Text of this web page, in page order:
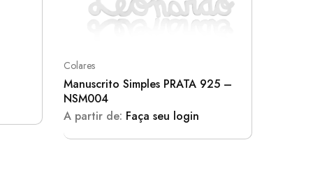
Colares
Manuscrito Simples PRATA 925 –
NSM004
A partir de: Faça seu login